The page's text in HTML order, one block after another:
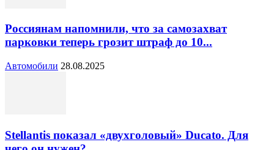
Россиянам напомнили, что за самозахват
парковки теперь грозит штраф до 10...
Автомобили 28.08.2025
Stellantis показал «двухголовый» Ducato. Для